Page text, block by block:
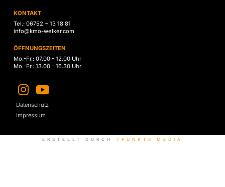
KONTAKT
Tel.: 06752 − 13 18 81
info@kmo-welker.com
ÖFFNUNGSZEITEN
Mo.-Fr.: 07.00 - 12.00 Uhr
Mo.-Fr.: 13.00 - 16.30 Uhr
Datenschutz
Impressum
ERSTELLT DURCH 7PUNKT8 MEDIA